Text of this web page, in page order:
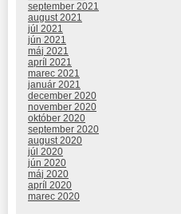
september 2021
august 2021
júl 2021
jún 2021
máj 2021
apríl 2021
marec 2021
január 2021
december 2020
november 2020
október 2020
september 2020
august 2020
júl 2020
jún 2020
máj 2020
apríl 2020
marec 2020